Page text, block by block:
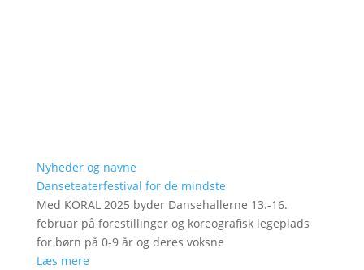
Nyheder og navne
Danseteaterfestival for de mindste
Med KORAL 2025 byder Dansehallerne 13.-16.
februar på forestillinger og koreografisk legeplads
for børn på 0-9 år og deres voksne
Læs mere